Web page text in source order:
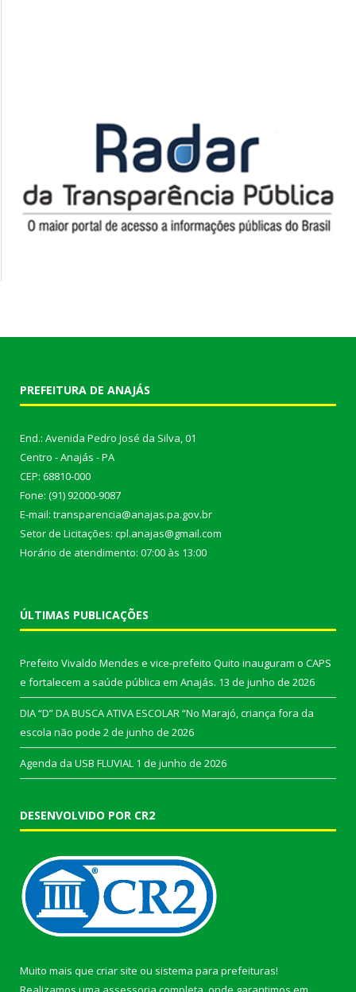
PREFEITURA DE ANAJÁS
End.: Avenida Pedro José da Silva, 01
Centro - Anajás - PA
CEP: 68810-000
Fone: (91) 92000-9087
E-mail: transparencia@anajas.pa.gov.br
Setor de Licitações: cpl.anajas@gmail.com
Horário de atendimento: 07:00 às 13:00
ÚLTIMAS PUBLICAÇÕES
Prefeito Vivaldo Mendes e vice-prefeito Quito inauguram o CAPS
e fortalecem a saúde pública em Anajás. 13 de junho de 2026
DIA “D” DA BUSCA ATIVA ESCOLAR “No Marajó, criança fora da
escola não pode 2 de junho de 2026
Agenda da USB FLUVIAL 1 de junho de 2026
DESENVOLVIDO POR CR2
Muito mais que criar site ou sistema para prefeituras!